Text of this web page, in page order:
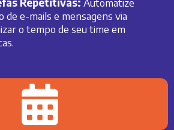
de e-mails e mensagens via
o tempo de seu time em
.